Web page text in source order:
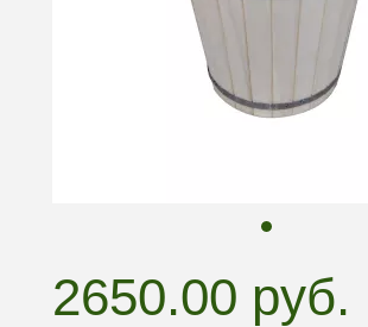
2650.00 руб.